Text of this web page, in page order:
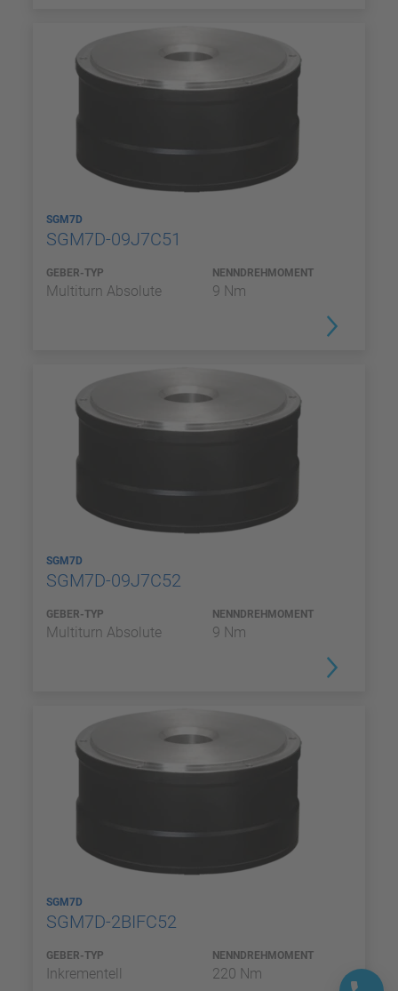
SGM7D
SGM7D-09J7C51
GEBER-TYP
Multiturn Absolute
NENNDREHMOMENT
9 Nm
SGM7D
SGM7D-09J7C52
GEBER-TYP
Multiturn Absolute
NENNDREHMOMENT
9 Nm
SGM7D
SGM7D-2BIFC52
GEBER-TYP
Inkrementell
NENNDREHMOMENT
220 Nm